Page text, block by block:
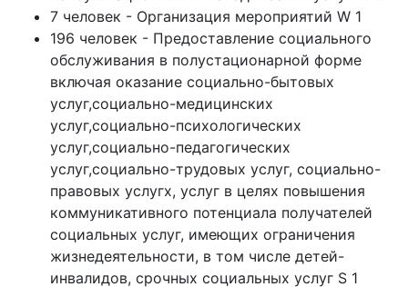
7 человек - Организация мероприятий W 1
196 человек - Предоставление социального
обслуживания в полустационарной форме
включая оказание социально-бытовых
услуг,социально-медицинских
услуг,социально-психологических
услуг,социально-педагогических
услуг,социально-трудовых услуг, социально-
правовых услугх, услуг в целях повышения
коммуникативного потенциала получателей
социальных услуг, имеющих ограничения
жизнедеятельности, в том числе детей-
инвалидов, срочных социальных услуг S 1